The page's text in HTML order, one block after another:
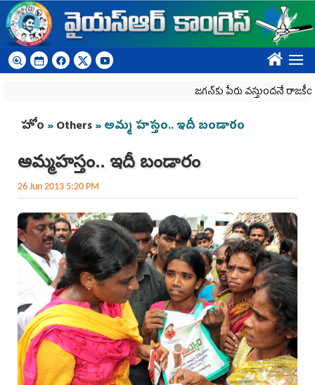
Skip to main content
????
జగన్‌కు పేరు వస్తుందనే రాజకీయ కక్షతో
You are here
హోం »Others» అమ్మ హస్తం.. ఇదీ బండారం
అమ్మ హస్తం.. ఇదీ బండారం
26 Jun 2013 5:20 PM